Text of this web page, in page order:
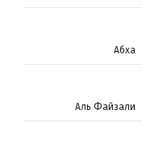
Абха
Аль Файзали